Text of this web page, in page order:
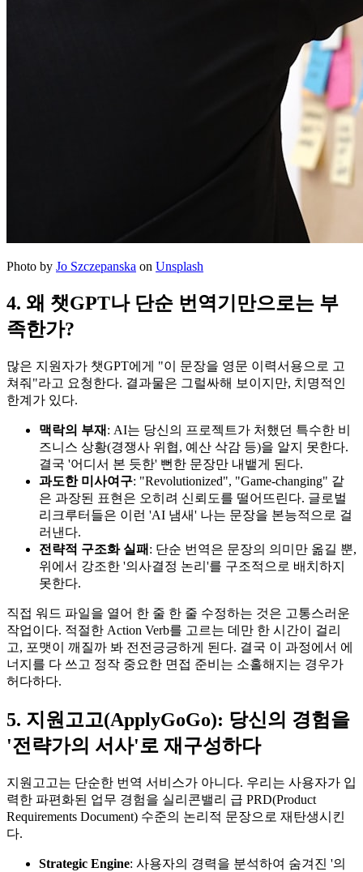
Photo by Jo Szczepanska on Unsplash
4. 왜 챗GPT나 단순 번역기만으로는 부
족한가?
많은 지원자가 챗GPT에게 "이 문장을 영문 이력서용으로 고
쳐줘"라고 요청한다. 결과물은 그럴싸해 보이지만, 치명적인
한계가 있다.
맥락의 부재 : AI는 당신의 프로젝트가 처했던 특수한 비
즈니스 상황(경쟁사 위협, 예산 삭감 등)을 알지 못한다.
결국 '어디서 본 듯한' 뻔한 문장만 내뱉게 된다.
과도한 미사여구: "Revolutionized", "Game-changing" 같
은 과장된 표현은 오히려 신뢰도를 떨어뜨린다. 글로벌
리크루터들은 이런 'AI 냄새' 나는 문장을 본능적으로 걸
러낸다.
전략적 구조화 실패 : 단순 번역은 문장의 의미만 옮길 뿐,
위에서 강조한 '의사결정 논리'를 구조적으로 배치하지
못한다.
직접 워드 파일을 열어 한 줄 한 줄 수정하는 것은 고통스러운
작업이다. 적절한 Action Verb를 고르는 데만 한 시간이 걸리
고, 포맷이 깨질까 봐 전전긍긍하게 된다. 결국 이 과정에서 에
너지를 다 쓰고 정작 중요한 면접 준비는 소홀해지는 경우가
허다하다.
5. 지원고고(ApplyGoGo): 당신의 경험을
'전략가의 서사'로 재구성하다
지원고고는 단순한 번역 서비스가 아니다. 우리는 사용자가 입
력한 파편화된 업무 경험을 실리콘밸리 급 PRD(Product
Requirements Document) 수준의 논리적 문장으로 재탄생시킨
다.
Strategic Engine: 사용자의 경력을 분석하여 숨겨진 '의